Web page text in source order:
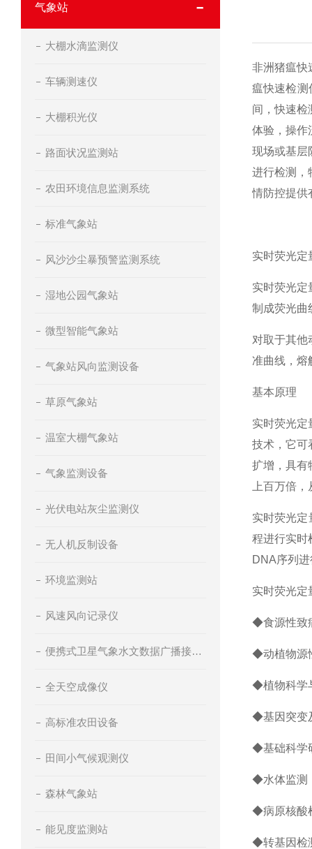
气象站
大棚水滴监测仪
车辆测速仪
大棚积光仪
路面状况监测站
农田环境信息监测系统
标准气象站
风沙沙尘暴预警监测系统
湿地公园气象站
微型智能气象站
气象站风向监测设备
草原气象站
温室大棚气象站
气象监测设备
光伏电站灰尘监测仪
无人机反制设备
环境监测站
风速风向记录仪
便携式卫星气象水文数据广播接收设备
全天空成像仪
高标准农田设备
田间小气候观测仪
森林气象站
能见度监测站
非洲猪瘟快
瘟快速检测
间，快速检
体验，操作
现场或基层
进行检测，
情防控提供
实时荧光定
实时荧光定
制成荧光曲
对取于其他
准曲线，熔
基本原理
实时荧光定
技术，它可
扩增，具有
上百万倍
实时荧光
程进行实时
DNA序列
实时荧光定
◆食源性致
◆动植物源
◆植物科学
◆基因突变
◆基础科学
◆水体监测
◆病原核酸
◆转基因检